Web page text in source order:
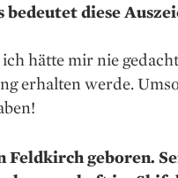
bedeutet diese
hätte mir nie
erhalten werde.
geboren.